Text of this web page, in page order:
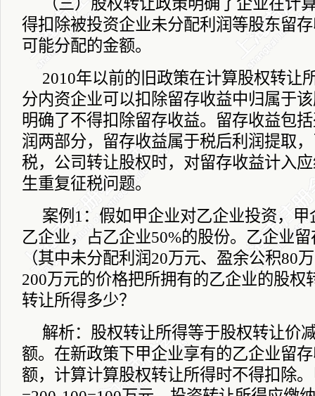
得扣除被投资企业未分配利润等股东留
可能分配的金额。
2010年以前的旧政策在计算股权转让
分内资企业可以扣除留存收益中归属于
明确了不得扣除留存收益。留存收益包
润两部分，留存收益属于税后利润提取
税，公司转让股权时，对留存收益计入
生重复征税问题。
案例 1 ：假如甲企业对乙企业投资，甲
乙企业，占乙企业50%的股份。乙企业
（其中未分配利润20万元、盈余公积80
200万元的价格把所拥有的乙企业的股权
转让所得多少？
解析：股权转让所得等于股权转让价
额。在新政策下甲企业享有的乙企业留
额，计算计算股权转让所得时不得扣除